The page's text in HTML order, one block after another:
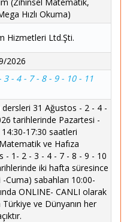
Hızlı Okuma)
Hizmetleri Ltd.Şti.
2026
- 4 - 7 - 8 - 9 - 10 - 11
dersleri 31 Ağustos - 2 - 4 -
tarihlerinde Pazartesi -
17:30 saatleri
ve Hafıza
- 1- 2 - 3 - 4 - 7 - 8 - 9 - 10
iki hafta süresince
Cuma) sabahları 10:00-
ONLINE- CANLI olarak
Türkiye ve Dünyanın her